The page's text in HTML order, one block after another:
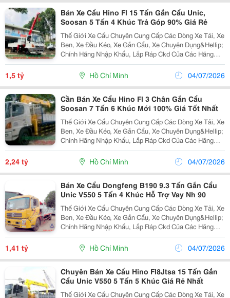
Bán Xe Cẩu Hino Fl 15 Tấn Gắn Cẩu Unic,
Soosan 5 Tấn 4 Khúc Trả Góp 90% Giá Rẻ
Thế Giới Xe Cẩu Chuyên Cung Cấp Các Dòng Xe Tải, Xe
Ben, Xe Đầu Kéo, Xe Gắn Cẩu, Xe Chuyên Dụng&Hellip;
Chính Hãng Nhập Khẩu, Lắp Ráp Ckd Của Các Hãng
Thương Hiệu Isuzu, Hino, Fuso, Hyundai,
Daewoo&Hellip; Cam Kết Hỗ Trợ Trả Góp Lên Đến 90%
Giá Trị X
1,5 tỷ Hồ Chí Minh 04/07/2026
Cần Bán Xe Cẩu Hino Fl 3 Chân Gắn Cẩu
Soosan 7 Tấn 6 Khúc Mới 100% Giá Tốt Nhất
Thế Giới Xe Cẩu Chuyên Cung Cấp Các Dòng Xe Tải, Xe
Ben, Xe Đầu Kéo, Xe Gắn Cẩu, Xe Chuyên Dụng&Hellip;
Chính Hãng Nhập Khẩu, Lắp Ráp Ckd Của Các Hãng
Thương Hiệu Isuzu, Hino, Fuso, Hyundai,
Daewoo&Hellip; Cam Kết Hỗ Trợ Trả Góp Lên Đến 90%
Giá Trị X
2,24 tỷ Hồ Chí Minh 04/07/2026
Bán Xe Cẩu Dongfeng B190 9.3 Tấn Gắn Cẩu
Unic V550 5 Tấn 4 Khúc Hỗ Trợ Vay Nh 90
Thế Giới Xe Cẩu Chuyên Cung Cấp Các Dòng Xe Tải, Xe
Ben, Xe Đầu Kéo, Xe Gắn Cẩu, Xe Chuyên Dụng&Hellip;
Chính Hãng Nhập Khẩu, Lắp Ráp Ckd Của Các Hãng
Thương Hiệu Isuzu, Hino, Fuso, Hyundai, Daewoo,
Dongfeng&Hellip; Cam Kết Hỗ Trợ Trả Góp Lên Đến 90%
1,41 tỷ Hồ Chí Minh 04/07/2026
Chuyên Bán Xe Cẩu Hino Fl8Jtsa 15 Tấn Gắn
Cẩu Unic V550 5 Tấn 5 Khúc Giá Rẻ Nhất
Thế Giới Xe Cẩu Chuyên Cung Cấp Các Dòng Xe Tải, Xe